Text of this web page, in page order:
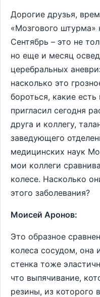
Дорогие друзья,
«Мозгового штурма»
Сентябрь – это не
но еще и месяц
церебральных
насколько это
бороться, какие
пригласил сегодня
друга и коллегу,
заведующего
медицинских наук
мои коллеги
колесе. Насколько
этого заболевания?
Моисей Аронов:
Это образное
колеса сосудом, она
стенка тоже
что выпячивание,
резины, из которого